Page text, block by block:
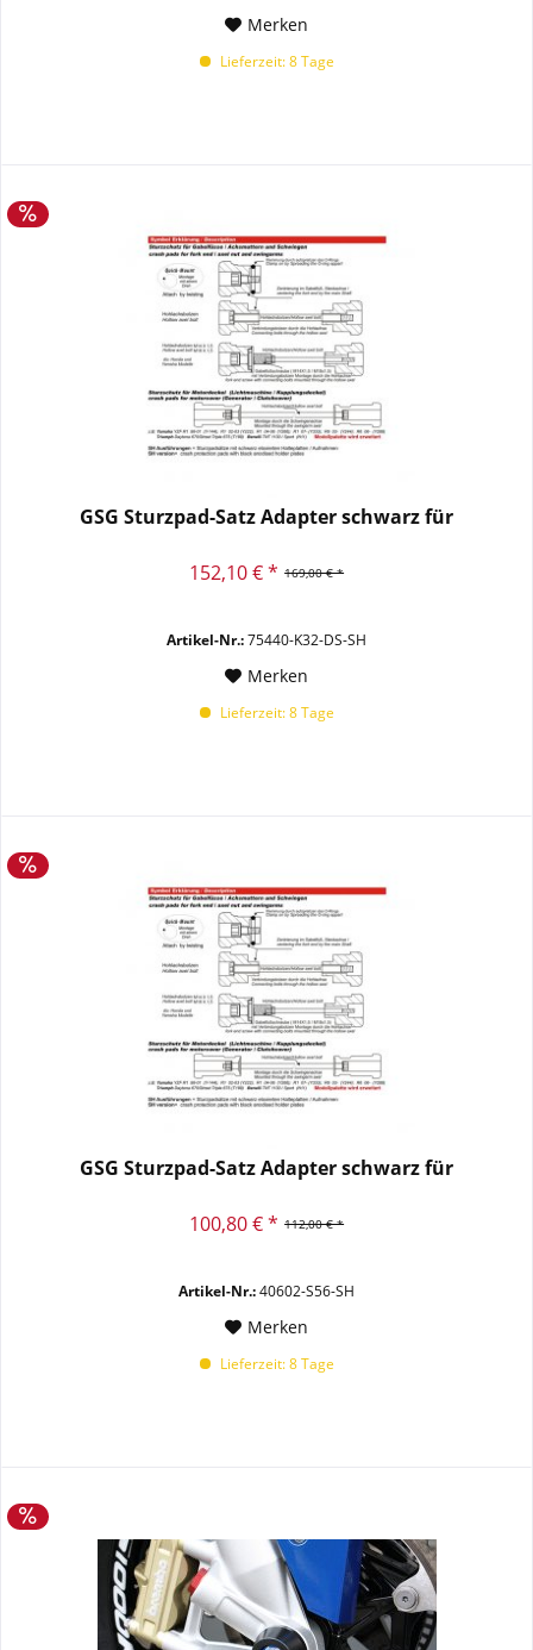
Merken
Lieferzeit: 8 Tage
GSG Sturzpad-Satz Adapter schwarz für
169,00 € *
152,10 € *
Artikel-Nr.:75440-K32-DS-SH
Merken
Lieferzeit: 8 Tage
GSG Sturzpad-Satz Adapter schwarz für
112,00 € *
100,80 € *
Artikel-Nr.:40602-S56-SH
Merken
Lieferzeit: 8 Tage